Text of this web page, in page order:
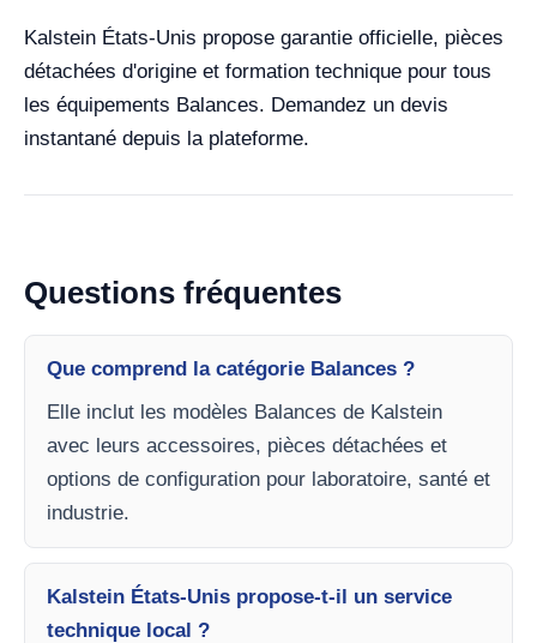
Kalstein États-Unis propose garantie officielle, pièces
détachées d'origine et formation technique pour tous
les équipements Balances. Demandez un devis
instantané depuis la plateforme.
Questions fréquentes
Que comprend la catégorie Balances ?
Elle inclut les modèles Balances de Kalstein
avec leurs accessoires, pièces détachées et
options de configuration pour laboratoire, santé et
industrie.
Kalstein États-Unis propose-t-il un service
technique local ?